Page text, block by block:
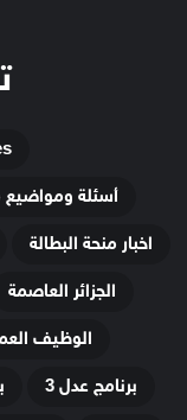
أسئلة
اخبار منحة البطالة
الجزائر العاصمة
الوظيف
برنامج عدل 3